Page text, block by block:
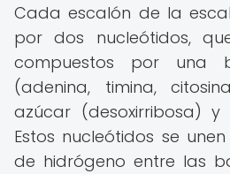
Cada escalón de la
por dos nucleótidos,
compuestos por una
(adenina, timina,
azúcar (desoxirribosa)
Estos nucleótidos se
de hidrógeno entre las